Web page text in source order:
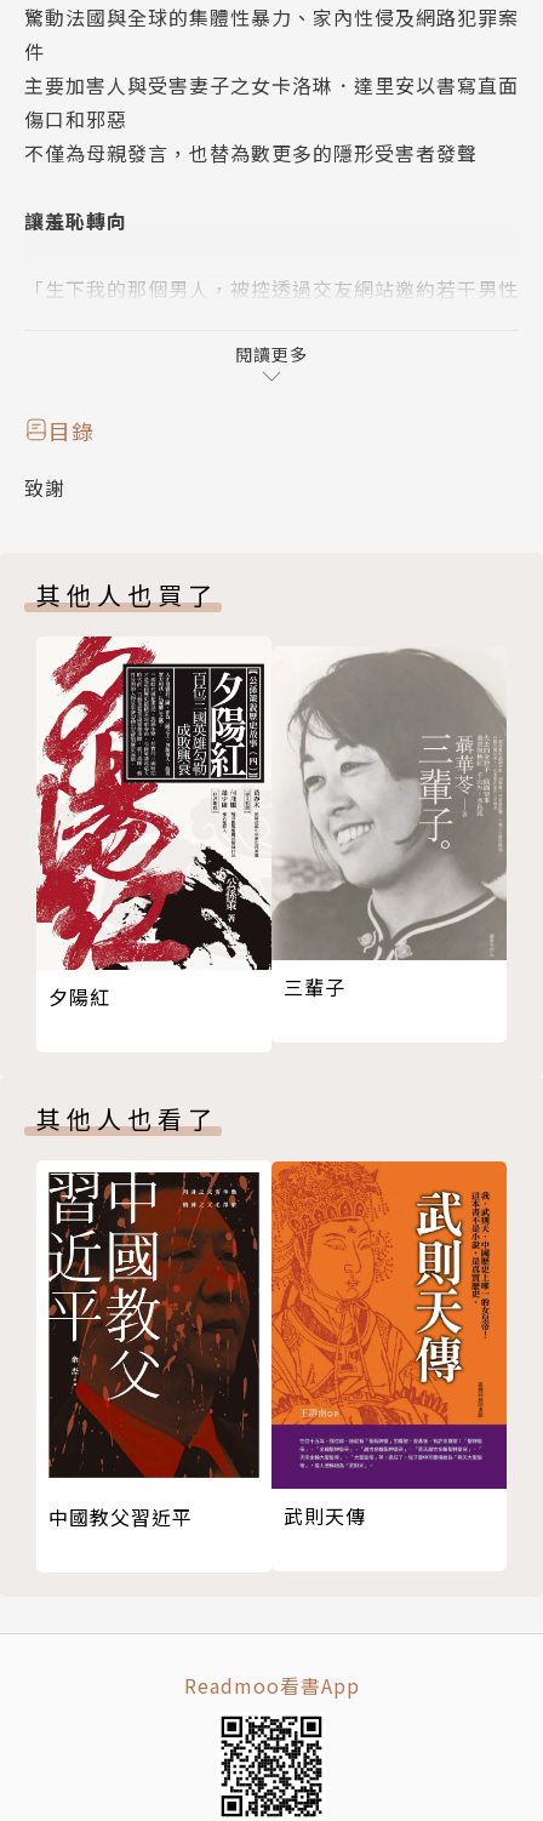
驚動法國與全球的集體性暴力、家內性侵及網路犯罪案
件
主要加害人與受害妻子之女卡洛琳．達里安以書寫直面
傷口和邪惡
不僅為母親發言，也替為數更多的隱形受害者發聲
讓羞恥轉向
「生下我的那個男人，被控透過交友網站邀約若干男性
事。他不收取任何費用，但要求錄影。」
──── ⫯ ──── ⫯ ──── ⫯ ────
在法國南部小城馬贊，多明尼克．佩利科以安眠藥搭
網路上結識的陌生男子，這些人大多是受邀至佩利科夫
在超市偷拍女性裙底遭報警，警方搜索電子設備查獲大
量吉賽兒昏迷期間受害的影片及照片，得逞多年的性暴
力終於事跡敗露。最終被告共計五十一人，從二〇二四
年九月開始，一連四個月、每週開庭五日，這場馬拉松
式的歷史性審判持續進行到二〇二四年十二月初步告一
段落。
近五年前，一通馬贊打來的噩耗電話讓身為性侵加害
者之女的作者卡洛琳的全家族，包含她丈夫、母親吉賽
兒、卡洛琳的兄弟及其家人，還有吉賽兒幾個孫子孫女
的人生，從此被打亂。卡洛琳本人經歷了嚴重的恐慌
無力：年幼的孩子最初難以接受再也無法與外公相見的
事實，也還不理解外婆具體受到什麼樣的「傷害」。隨
著警方搜出愈來愈多罪證，卡洛琳努力振作、力圖保護
家人卻再三遭到重創。在有如夢魘的整個調查過程中，
當事人家族的斑斑血淚都藉本書文字留下了紀錄。
──── ⫯ ──── ⫯ ──── ⫯ ────
「身為受害者的孩子，同時也是劊子手的孩子，這份
重擔異常沉重。」卡洛琳除了要堅強起來陪伴母親，適
時提供她支持，同時也要面對「父親」形象崩毀造成的
衝擊。她在家族災厄的泥淖中試圖找回力量，也盼這場
悲劇可供法國社會引以為鑑──「藥物操控」在全國乃
沒在不為人知的暗影中。作者不敢想像卻仍得提出的問
題是，多少共犯還逍遙法外？多少受害者不敢或不願出
聲？甚至是否有人渾然不知，可怕的暴行早已發生在自
閱讀更多
目錄
致謝
其他人也買了
夕陽紅 三輩子
其他人也看了
中國教父習近平 武則天傳
Readmoo看書App